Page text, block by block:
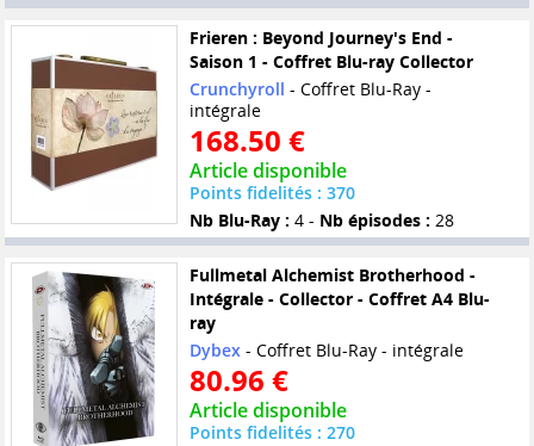
Frieren : Beyond Journey's End -
Saison 1 - Coffret Blu-ray Collector
Crunchyroll - Coffret Blu-Ray -
intégrale
168.50 €
Article disponible
Points fidelités : 370
Nb Blu-Ray : 4 - Nb épisodes : 28
Fullmetal Alchemist Brotherhood -
Intégrale - Collector - Coffret A4 Blu-
ray
Dybex- Coffret Blu-Ray - intégrale
80.96 €
Article disponible
Points fidelités : 270